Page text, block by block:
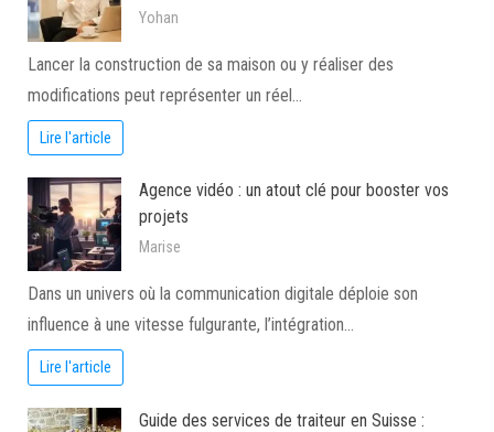
Yohan
Lancer la construction de sa maison ou y réaliser des
modifications peut représenter un réel…
Lire l'article
Agence vidéo : un atout clé pour booster vos
projets
Marise
Dans un univers où la communication digitale déploie son
influence à une vitesse fulgurante, l’intégration…
Lire l'article
Guide des services de traiteur en Suisse :